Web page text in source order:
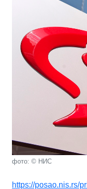
фото: © НИС
https://posao.nis.rs/